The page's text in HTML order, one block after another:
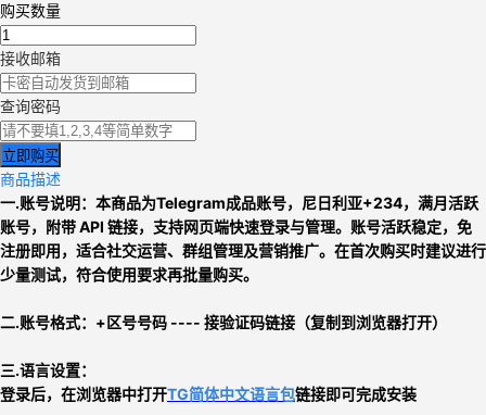
购买数量
接收邮箱
查询密码
立即购买
商品描述
一.账号说明：本商品为Telegram成品账号， 尼日利亚+234， 满月活跃
账号，附带 API 链接，支持网页端快速登录与管理。账号活跃稳定，免
注册即用，适合社交运营、群组管理及营销推广。在首次购买时建议进行
少量测试，符合使用要求再批量购买。
二.账号格式：+区号号码 ---- 接验证码链接（复制到浏览器打开）
三.语言设置：
登录后，在浏览器中打开TG简体中文语言包链接即可完成安装